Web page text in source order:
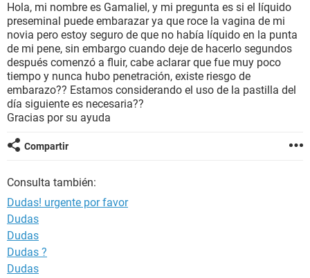
BIENESTAR
SEXUALIDAD
GLOSARIO
Hola, mi nombre es Gamaliel, y mi pregunta es si el líquido
preseminal puede embarazar ya que roce la vagina de mi
novia pero estoy seguro de que no había líquido en la punta
de mi pene, sin embargo cuando deje de hacerlo segundos
después comenzó a fluir, cabe aclarar que fue muy poco
tiempo y nunca hubo penetración, existe riesgo de
embarazo?? Estamos considerando el uso de la pastilla del
día siguiente es necesaria??
Gracias por su ayuda
Compartir
Consulta también:
Dudas! urgente por favor
Dudas
Dudas
Dudas ?
Dudas